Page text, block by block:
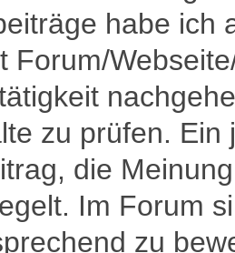
habe ich
Forum/
zu prüfen.
die
Im Forum
zu